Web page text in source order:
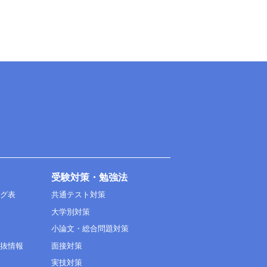
表
情報
受験対策・勉強法
共通テスト対策
大学別対策
小論文・総合問題対策
面接対策
実技対策